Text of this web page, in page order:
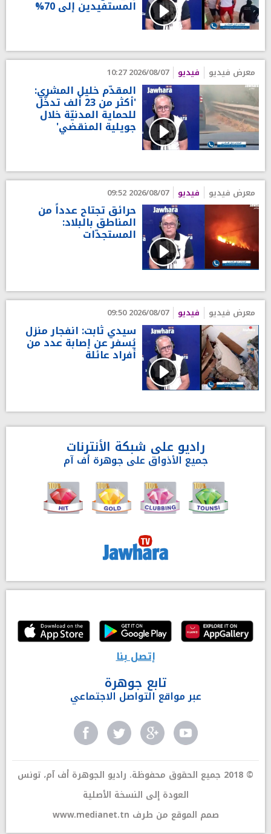
المستفيدين إلى 70%
معرض فيديو فيديو 2026/08/07 10:27
المقدّم خليل المشري:
'أكثر من 23 ألف تدخّل
للحماية المدنيّة خلال
جويلية المنقضي'
معرض فيديو فيديو 2026/08/07 09:52
حرائق تجتاح عدداً من
المناطق بالبلاد:
المستجدّات
معرض فيديو فيديو 2026/08/07 09:50
سيدي ثابت: انفجار منزل
يُسفر عن إصابة عدد من
أفراد عائلة
راديو على شبكة الأنترنات
جميع الأذواق على جوهرة أف آم
إتصل بنا
تابع جوهرة
عبر مواقع التواصل الاجتماعي
© 2018 جميع الحقوق محفوظة. راديو الجوهرة أف آم، تونس
العودة إلى النسخة الأصلية
www.medianet.tn صمم الموقع من طرف